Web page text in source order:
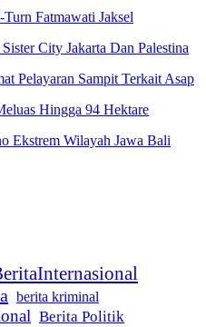
Fatmawati Jaksel
City Jakarta Dan Palestina
Pelayaran Sampit Terkait Asap
Hingga 94 Hektare
Ekstrem Wilayah Jawa Bali
berita kriminal
Berita Politik